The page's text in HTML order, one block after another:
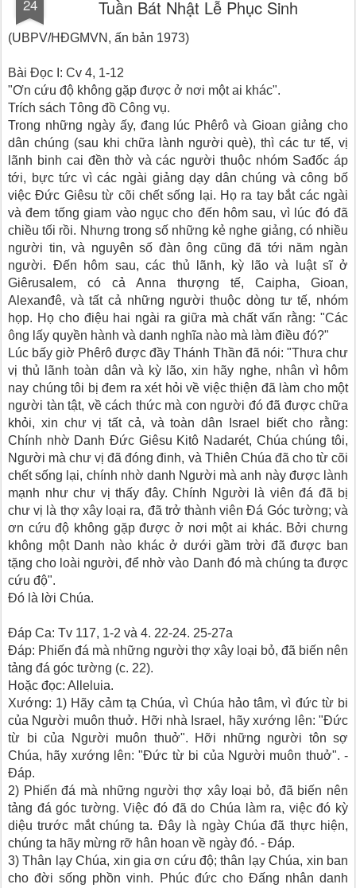
24
Tuần Bát Nhật Lễ Phục Sinh
(UBPV/HĐGMVN, ấn bản 1973)
Bài Ðọc I: Cv 4, 1-12
"Ơn cứu độ không gặp được ở nơi một ai khác".
Trích sách Tông đồ Công vụ.
Trong những ngày ấy, đang lúc Phêrô và Gioan giảng cho
dân chúng (sau khi chữa lành người què), thì các tư tế, vị
lãnh binh cai đền thờ và các người thuộc nhóm Sađốc áp
tới, bực tức vì các ngài giảng dạy dân chúng và công bố
việc Ðức Giêsu từ cõi chết sống lại. Họ ra tay bắt các ngài
và đem tống giam vào ngục cho đến hôm sau, vì lúc đó đã
chiều tối rồi. Nhưng trong số những kẻ nghe giảng, có nhiều
người tin, và nguyên số đàn ông cũng đã tới năm ngàn
người. Ðến hôm sau, các thủ lãnh, kỳ lão và luật sĩ ở
Giêrusalem, có cả Anna thượng tế, Caipha, Gioan,
Alexanđê, và tất cả những người thuộc dòng tư tế, nhóm
họp. Họ cho điệu hai ngài ra giữa mà chất vấn rằng: "Các
ông lấy quyền hành và danh nghĩa nào mà làm điều đó?"
Lúc bấy giờ Phêrô được đầy Thánh Thần đã nói: "Thưa chư
vị thủ lãnh toàn dân và kỳ lão, xin hãy nghe, nhân vì hôm
nay chúng tôi bị đem ra xét hỏi về việc thiện đã làm cho một
người tàn tật, về cách thức mà con người đó đã được chữa
khỏi, xin chư vị tất cả, và toàn dân Israel biết cho rằng:
Chính nhờ Danh Ðức Giêsu Kitô Nadarét, Chúa chúng tôi,
Người mà chư vị đã đóng đinh, và Thiên Chúa đã cho từ cõi
chết sống lại, chính nhờ danh Người mà anh này được lành
mạnh như chư vị thấy đây. Chính Người là viên đá đã bị
chư vị là thợ xây loại ra, đã trở thành viên Ðá Góc tường; và
ơn cứu độ không gặp được ở nơi một ai khác. Bởi chưng
không một Danh nào khác ở dưới gầm trời đã được ban
tặng cho loài người, để nhờ vào Danh đó mà chúng ta được
cứu độ".
Ðó là lời Chúa.
Ðáp Ca: Tv 117, 1-2 và 4. 22-24. 25-27a
Ðáp: Phiến đá mà những người thợ xây loại bỏ, đã biến nên
tảng đá góc tường (c. 22).
Hoặc đọc: Alleluia.
Xướng: 1) Hãy cảm tạ Chúa, vì Chúa hảo tâm, vì đức từ bi
của Người muôn thuở. Hỡi nhà Israel, hãy xướng lên: "Ðức
từ bi của Người muôn thuở". Hỡi những người tôn sợ
Chúa, hãy xướng lên: "Ðức từ bi của Người muôn thuở". -
Ðáp.
2) Phiến đá mà những người thợ xây loại bỏ, đã biến nên
tảng đá góc tường. Việc đó đã do Chúa làm ra, việc đó kỳ
diệu trước mắt chúng ta. Ðây là ngày Chúa đã thực hiện,
chúng ta hãy mừng rỡ hân hoan về ngày đó. - Ðáp.
3) Thân lạy Chúa, xin gia ơn cứu độ; thân lạy Chúa, xin ban
cho đời sống phồn vinh. Phúc đức cho Ðấng nhân danh